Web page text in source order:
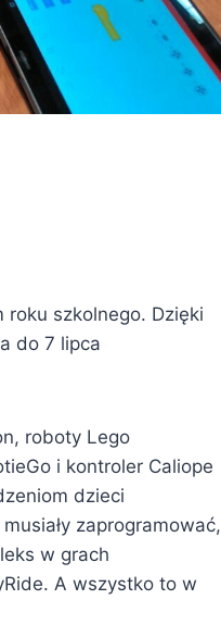
szkolnego. Dzięki
do 7 lipca
roboty Lego
i kontroler Caliope
dzieci
zaprogramować,
w grach
A wszystko to w